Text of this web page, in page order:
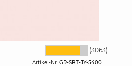
(3063)
Artikel-Nr: GR-SBT-JY-5400